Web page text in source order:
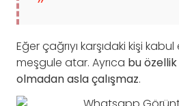
Eğer çağrıyı karşıdaki kişi
meşgule atar. Ayrıca bu
olmadan asla çalışmaz.